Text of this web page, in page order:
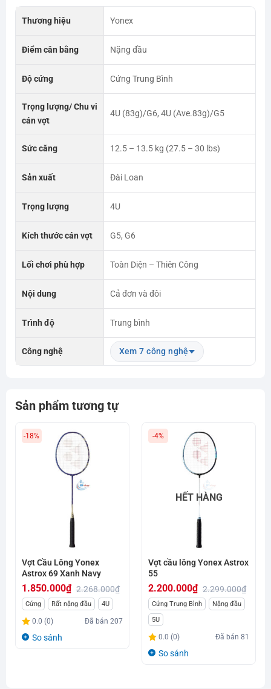
Thương hiệu Yonex
Điểm cân bằng Nặng đầu
Độ cứng Cứng Trung Bình
Trọng lượng/ Chu vi
cán vợt
4U (83g)/G6, 4U (Ave.83g)/G5
Sức căng 12.5 – 13.5 kg (27.5 – 30 lbs)
Sản xuất Đài Loan
Trọng lượng 4U
Kích thước cán vợt G5, G6
Lối chơi phù hợp Toàn Diện – Thiên Công
Nội dung Cả đơn và đôi
Trình độ Trung bình
Công nghệ Xem 7 công nghệ
Sản phẩm tương tự
-18%
Vợt Cầu Lông Yonex
Astrox 69 Xanh Navy
2.268.000₫
Giá
gốc
là:
1.850.000₫
Giá
hiện
tại
Cứng Rất nặng đầu 4U
0.0 (0) Đã bán207
So sánh
-4%
HẾT HÀNG
Vợt cầu lông Yonex Astrox
55
2.299.000₫
Giá
gốc
là:
2.299.000₫.
2.200.000₫
Giá
hiện
tại
là:
Cứng Trung Bình
Nặng đầu
5U
0.0 (0) Đã bán81
So sánh